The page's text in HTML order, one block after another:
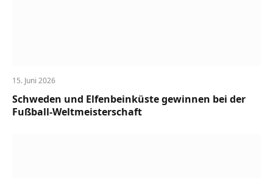
15. Juni 2026
Schweden und Elfenbeinküste gewinnen bei der
Fußball-Weltmeisterschaft